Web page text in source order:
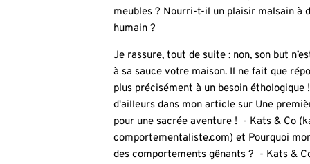
meubles ? Nourri-t-il un plaisir malsain à
humain ?
Je rassure, tout de suite : non, son but
à sa sauce votre maison. Il ne fait que
plus précisément à un besoin éthologique
d'ailleurs dans mon article sur Une
pour une sacrée aventure ! - Kats & Co
comportementaliste.com) et Pourquoi
des comportements gênants ? - Kats &